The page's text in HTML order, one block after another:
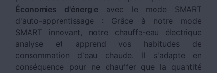
Économies d'énergieavec le mode SMART
d'auto-apprentissage : Grâce à notre mode
SMART innovant, notre chauffe-eau électrique
analyse et apprend vos habitudes de
consommation d'eau chaude. Il s'adapte en
conséquence pour ne chauffer que la quantité